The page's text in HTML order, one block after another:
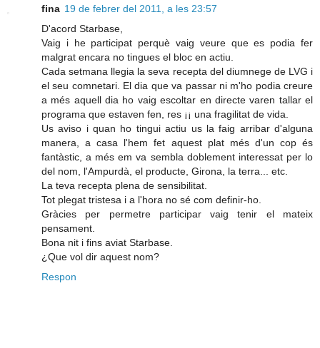
fina 19 de febrer del 2011, a les 23:57
D'acord Starbase,
Vaig i he participat perquè vaig veure que es podia fer
malgrat encara no tingues el bloc en actiu.
Cada setmana llegia la seva recepta del diumnege de LVG i
el seu comnetari. El dia que va passar ni m'ho podia creure
a més aquell dia ho vaig escoltar en directe varen tallar el
programa que estaven fen, res ¡¡ una fragilitat de vida.
Us aviso i quan ho tingui actiu us la faig arribar d'alguna
manera, a casa l'hem fet aquest plat més d'un cop és
fantàstic, a més em va sembla doblement interessat per lo
del nom, l'Ampurdà, el producte, Girona, la terra... etc.
La teva recepta plena de sensibilitat.
Tot plegat tristesa i a l'hora no sé com definir-ho.
Gràcies per permetre participar vaig tenir el mateix
pensament.
Bona nit i fins aviat Starbase.
¿Que vol dir aquest nom?
Respon